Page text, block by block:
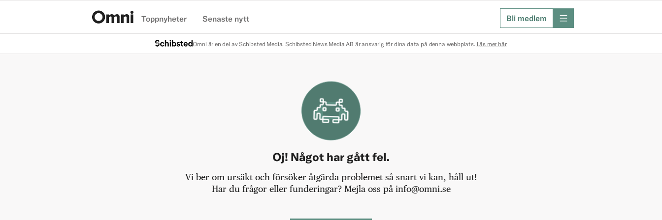
Toppnyheter Senaste nytt Bli medlem meny
Omni är en del av Schibsted Media. Schibsted News Media AB är ansvarig för dina data på denna webbplats. Läs mer här
Oj! Något har gått fel.
Vi ber om ursäkt och försöker åtgärda problemet så snart vi kan, håll ut!
Har du frågor eller funderingar? Mejla oss på info@omni.se